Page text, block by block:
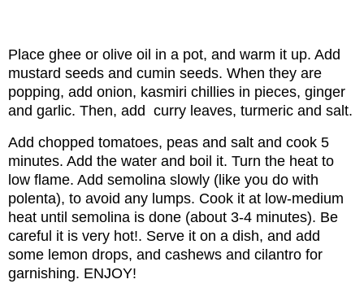
Place ghee or olive oil in a pot, and warm it up. Add
mustard seeds and cumin seeds. When they are
popping, add onion, kasmiri chillies in pieces, ginger
and garlic. Then, add curry leaves, turmeric and salt.
Add chopped tomatoes, peas and salt and cook 5
minutes. Add the water and boil it. Turn the heat to
low flame. Add semolina slowly (like you do with
polenta), to avoid any lumps. Cook it at low-medium
heat until semolina is done (about 3-4 minutes). Be
careful it is very hot!. Serve it on a dish, and add
some lemon drops, and cashews and cilantro for
garnishing. ENJOY!